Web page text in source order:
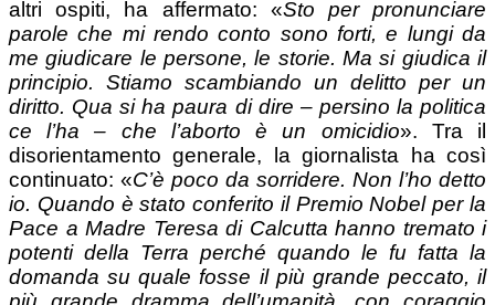
altri ospiti, ha affermato: «Sto per pronunciare
parole che mi rendo conto sono forti, e lungi da
me giudicare le persone, le storie. Ma si giudica il
principio. Stiamo scambiando un delitto per un
diritto. Qua si ha paura di dire – persino la politica
ce l’ha – che l’aborto è un omicidio». Tra il
disorientamento generale, la giornalista ha così
continuato: «C’è poco da sorridere. Non l’ho detto
io. Quando è stato conferito il Premio Nobel per la
Pace a Madre Teresa di Calcutta hanno tremato i
potenti della Terra perché quando le fu fatta la
domanda su quale fosse il più grande peccato, il